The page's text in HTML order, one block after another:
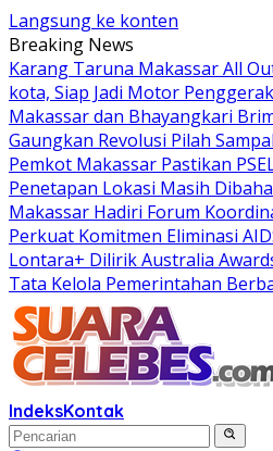
Langsung ke konten
Breaking News
Karang Taruna Makassar All
kota, Siap Jadi Motor
Makassar dan Bhayangkari
Gaungkan Revolusi Pilah
Pemkot Makassar Pastikan
Penetapan Lokasi Masih
Makassar Hadiri Forum
Perkuat Komitmen Eliminasi
Lontara+ Dilirik Australia
Tata Kelola Pemerintahan
IndeksKontak